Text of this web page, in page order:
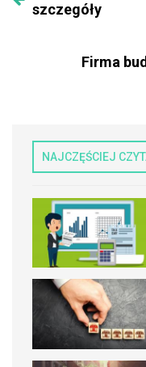
szczegóły
Firma
NAJCZĘŚCIEJ